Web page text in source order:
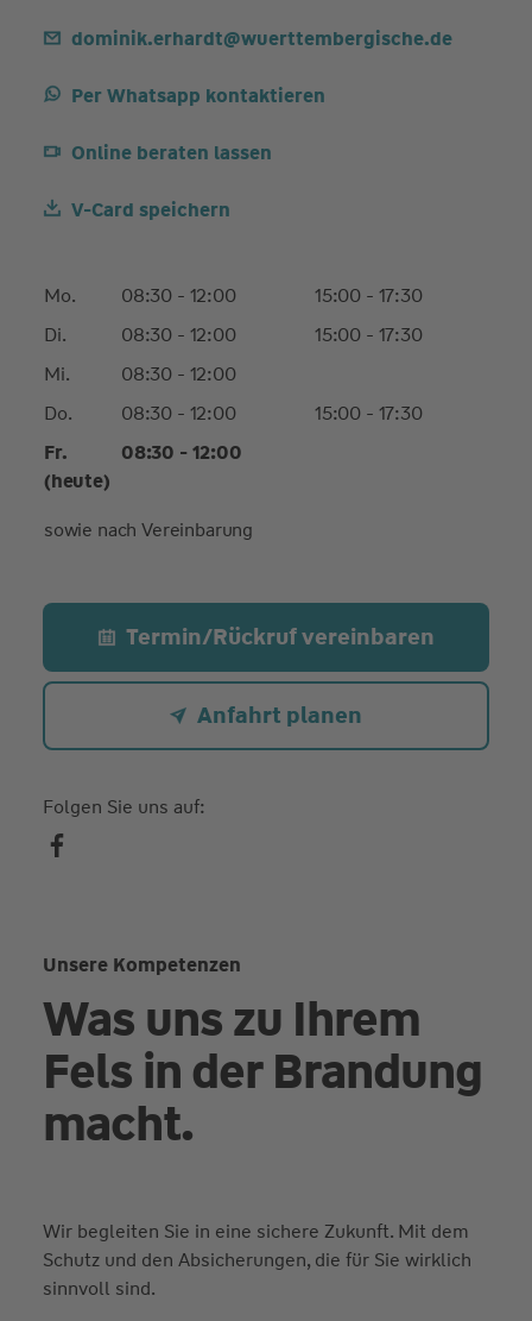
dominik.erhardt@wuerttembergische.de
Per Whatsapp kontaktieren
Online beraten lassen
V-Card speichern
Mo. 08:30 - 12:00
15:00 - 17:30
Di.
08:30 - 12:00
15:00 - 17:30
Mi.
08:30 - 12:00
Do.
08:30 - 12:00
15:00 - 17:30
Fr.
(heute)
08:30 - 12:00
sowie nach Vereinbarung
Termin/Rückruf vereinbaren
Anfahrt planen
Folgen Sie uns auf:
Unsere Kompetenzen
Was uns zu Ihrem
Fels in der Brandung
macht.
Wir begleiten Sie in eine sichere Zukunft. Mit dem
Schutz und den Absicherungen, die für Sie wirklich
sinnvoll sind.